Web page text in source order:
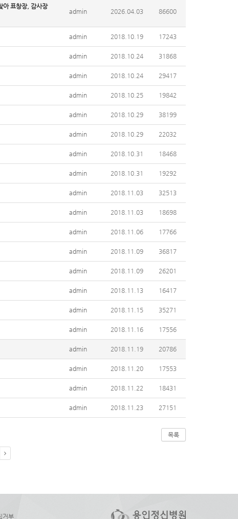
아 표창장, 감사장
admin 2026.04.03 86600
admin 2018.10.19 17243
admin 2018.10.24 31868
admin 2018.10.24 29417
admin 2018.10.25 19842
admin 2018.10.29 38199
admin 2018.10.29 22032
admin 2018.10.31 18468
admin 2018.10.31 19292
admin 2018.11.03 32513
admin 2018.11.03 18698
admin 2018.11.06 17766
admin 2018.11.09 36817
admin 2018.11.09 26201
admin 2018.11.13 16417
admin 2018.11.15 35271
admin 2018.11.16 17556
admin 2018.11.19 20786
admin 2018.11.20 17553
admin 2018.11.22 18431
admin 2018.11.23 27151
목록
거부